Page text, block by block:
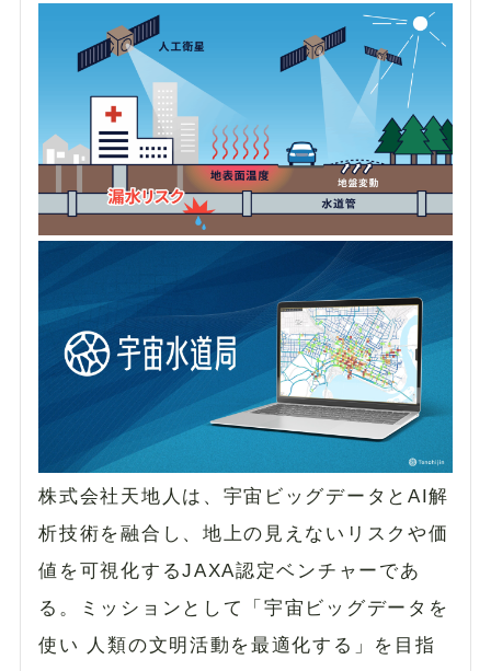
株式会社天地人は、宇宙ビッグデータとAI解
析技術を融合し、地上の見えないリスクや価
値を可視化するJAXA認定ベンチャーであ
る。ミッションとして「宇宙ビッグデータを
使い 人類の文明活動を最適化する」を目指